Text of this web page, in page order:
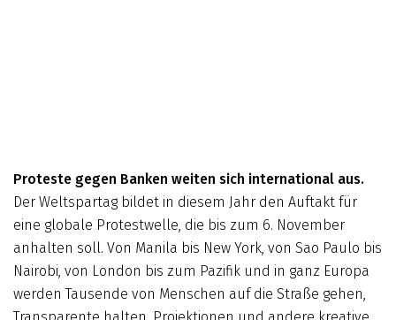
Proteste gegen Banken weiten sich international aus.
Der Weltspartag bildet in diesem Jahr den Auftakt für
eine globale Protestwelle, die bis zum 6. November
anhalten soll. Von Manila bis New York, von Sao Paulo bis
Nairobi, von London bis zum Pazifik und in ganz Europa
werden Tausende von Menschen auf die Straße gehen,
Transparente halten, Projektionen und andere kreative